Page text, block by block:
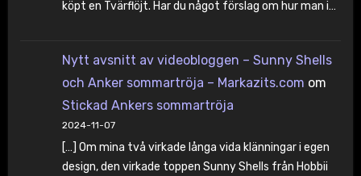
köpt en Tvärflöjt. Har du något förslag om hur man i…
Nytt avsnitt av videobloggen – Sunny Shells
och Anker sommartröja – Markazits.com om
Stickad Ankers sommartröja
2024-11-07
[…] Om mina två virkade långa vida klänningar i egen
design, den virkade toppen Sunny Shells från Hobbii